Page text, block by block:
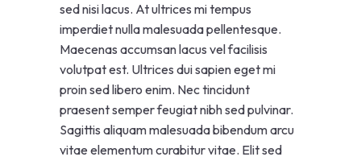
sed nisi lacus. At ultrices mi tempus
imperdiet nulla malesuada pellentesque.
Maecenas accumsan lacus vel facilisis
volutpat est. Ultrices dui sapien eget mi
proin sed libero enim. Nec tincidunt
praesent semper feugiat nibh sed pulvinar.
Sagittis aliquam malesuada bibendum arcu
vitae elementum curabitur vitae. Elit sed